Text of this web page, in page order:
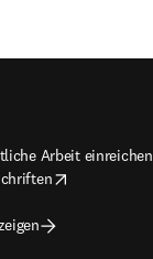
Arbeit einreichen
window